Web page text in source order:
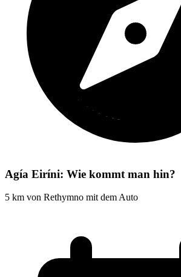
Agía Eiríni: Wie kommt man hin?
5 km von Rethymno mit dem Auto